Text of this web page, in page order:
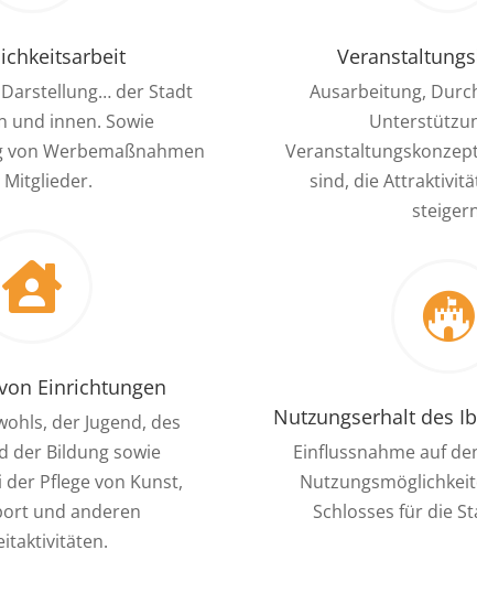
der Stadt
und innen. Sowie
Werbemaßnahmen
Mitglieder.

Einrichtungen
der Jugend, des
der Bildung sowie
Pflege von Kunst,
und anderen
Ausarbeitung,
sind, die

Nutzungserhalt des
Einflussnahme auf
Schlosses für die